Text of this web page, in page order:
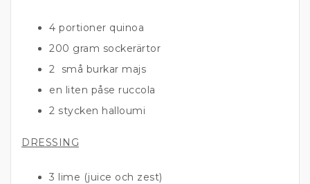
4 portioner quinoa
200 gram sockerärtor
2 små burkar majs
en liten påse ruccola
2 stycken halloumi
DRESSING
3 lime (juice och zest)